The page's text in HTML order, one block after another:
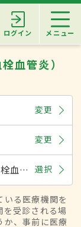
ログイン メニュー
血管炎）
変更
変更
バージャー病（閉塞性血栓血管炎） 選択
る医療機関を
受診される場
か、事前に医療